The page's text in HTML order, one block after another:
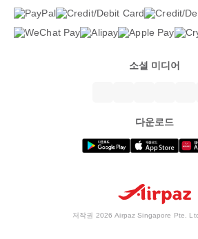
소셜 미디어
다운로드
저작권 2026 Airpaz Singapore Pte.